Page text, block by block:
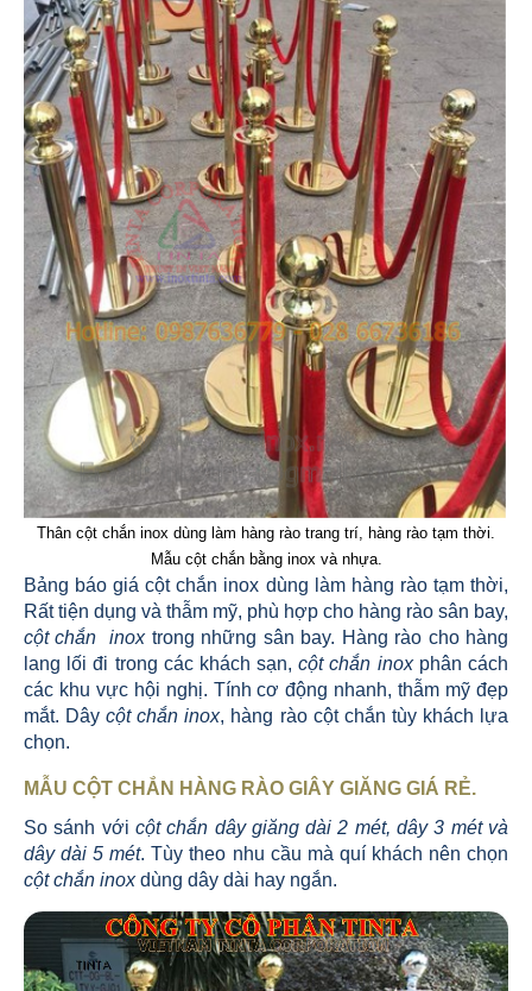
Thân cột chắn inox dùng làm hàng rào trang trí, hàng rào tạm thời.
Mẫu cột chắn bằng inox và nhựa.
Bảng báo giá cột chắn inox dùng làm hàng rào tạm thời,
Rất tiện dụng và thẫm mỹ, phù hợp cho hàng rào sân bay,
cột chắn inoxtrong những sân bay. Hàng rào cho hàng
lang lối đi trong các khách sạn,cột chắn inoxphân cách
các khu vực hội nghị. Tính cơ động nhanh, thẫm mỹ đẹp
mắt. Dâycột chắn inox, hàng rào cột chắn tùy khách lựa
chọn.
MẪU CỘT CHẮN HÀNG RÀO GIÂY GIĂNG GIÁ RẺ.
So sánh với cột chắn dây giăng dài 2 mét, dây 3 mét và
dây dài 5 mét. Tùy theo nhu cầu mà quí khách nên chọn
cột chắn inoxdùng dây dài hay ngắn.